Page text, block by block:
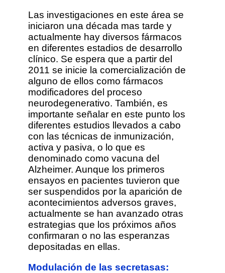
Las investigaciones en este área se
iniciaron una década mas tarde y
actualmente hay diversos fármacos
en diferentes estadios de desarrollo
clínico. Se espera que a partir del
2011 se inicie la comercialización de
alguno de ellos como fármacos
modificadores del proceso
neurodegenerativo. También, es
importante señalar en este punto los
diferentes estudios llevados a cabo
con las técnicas de inmunización,
activa y pasiva, o lo que es
denominado como vacuna del
Alzheimer. Aunque los primeros
ensayos en pacientes tuvieron que
ser suspendidos por la aparición de
acontecimientos adversos graves,
actualmente se han avanzado otras
estrategias que los próximos años
confirmaran o no las esperanzas
depositadas en ellas.
Modulación de las secretasas: